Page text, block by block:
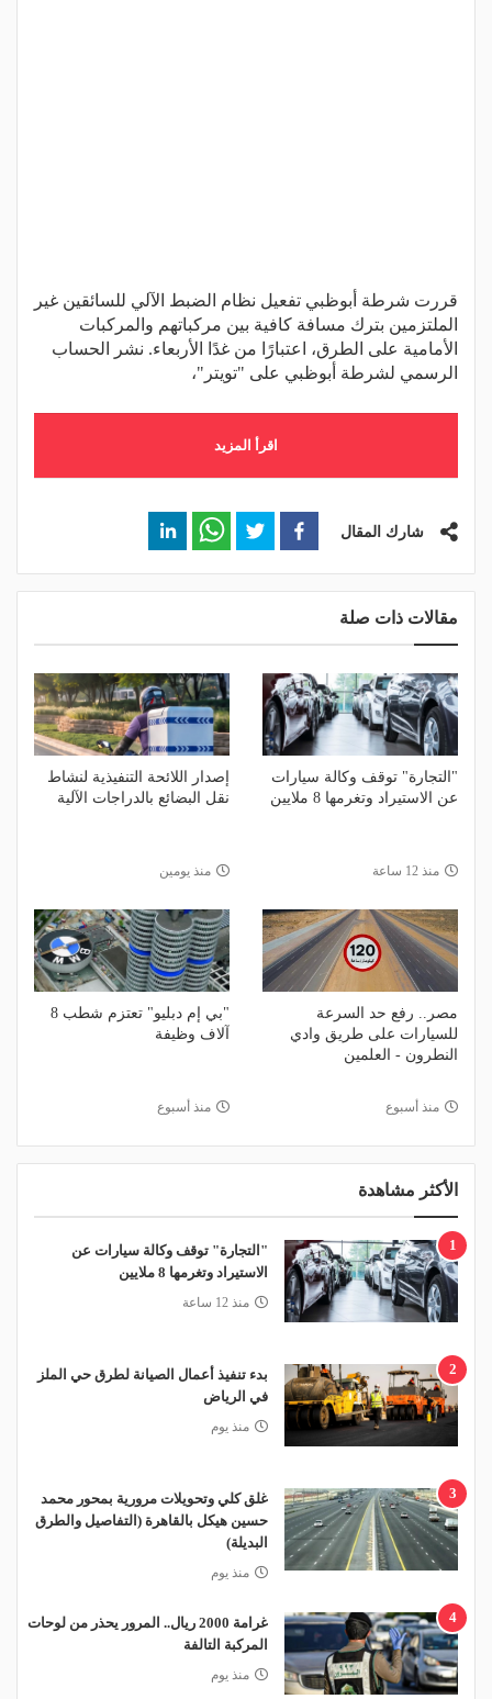
قررت شرطة أبوظبي تفعيل نظام الضبط الآلي للسائقين غير
الملتزمين بترك مسافة كافية بين مركباتهم والمركبات
الأمامية على الطرق، اعتبارًا من غدًا الأربعاء. نشر الحساب
الرسمي لشرطة أبوظبي على "تويتر"،
اقرأ المزيد
شارك المقال
مقالات ذات صلة
"التجارة" توقف وكالة سيارات
عن الاستيراد وتغرمها 8 ملايين
منذ 12 ساعة
إصدار اللائحة التنفيذية لنشاط
نقل البضائع بالدراجات الآلية
منذ يومين
مصر.. رفع حد السرعة
للسيارات على طريق وادي
النطرون - العلمين
منذ أسبوع
"بي إم دبليو" تعتزم شطب 8
آلاف وظيفة
منذ أسبوع
الأكثر مشاهدة
1
"التجارة" توقف وكالة سيارات عن
الاستيراد وتغرمها 8 ملايين
منذ 12 ساعة
2
بدء تنفيذ أعمال الصيانة لطرق حي الملز
في الرياض
منذ يوم
3
غلق كلي وتحويلات مرورية بمحور محمد
حسين هيكل بالقاهرة (التفاصيل والطرق
البديلة)
منذ يوم
4
غرامة 2000 ريال.. المرور يحذر من لوحات
المركبة التالفة
منذ يوم